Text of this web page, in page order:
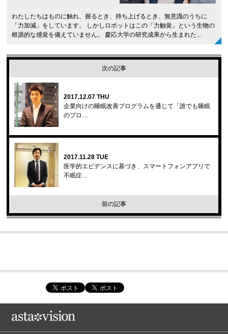
わたしたちはものに触れ、握るとき、持ち上げるとき、無意識のうちに
「力加減」をしています。 しかしロボットはこの「力触覚」という生物の
根源的な感覚を備えていません。 慶応大学の研究成果から生まれた…
次の記事
2017.12.07 THU
企業向けの睡眠改善プログラムを通じて「誰でも睡眠
のプロ…
2017.11.28 TUE
医学的エビデンスに基づき、スマートフォンアプリで
不眠症…
前の記事